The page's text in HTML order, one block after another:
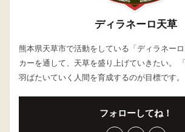
ディラネーロ天草
熊本県天草市で活動をしている「ディラネー
カーを通して、天草を盛り上げていきたい。
羽ばたいていく人間を育成するのが目標です。
フォローしてね！